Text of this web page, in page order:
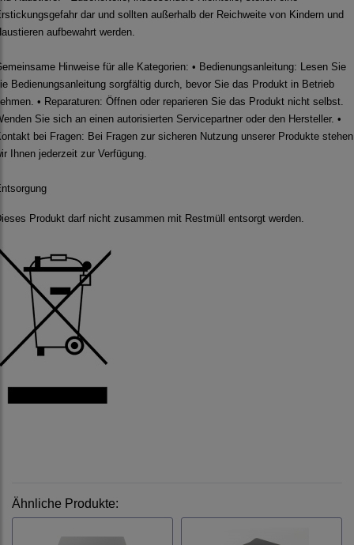
dar und sollten außerhalb der Reichweite von Kindern und
aufbewahrt werden.
Hinweise für alle Kategorien: • Bedienungsanleitung: Lesen Sie
Bedienungsanleitung sorgfältig durch, bevor Sie das Produkt in Betrieb
• Reparaturen: Öffnen oder reparieren Sie das Produkt nicht selbst.
Sie sich an einen autorisierten Servicepartner oder den Hersteller. •
bei Fragen: Bei Fragen zur sicheren Nutzung unserer Produkte stehen
Ihnen jederzeit zur Verfügung.
Produkt darf nicht zusammen mit Restmüll entsorgt werden.
Ähnliche Produkte: